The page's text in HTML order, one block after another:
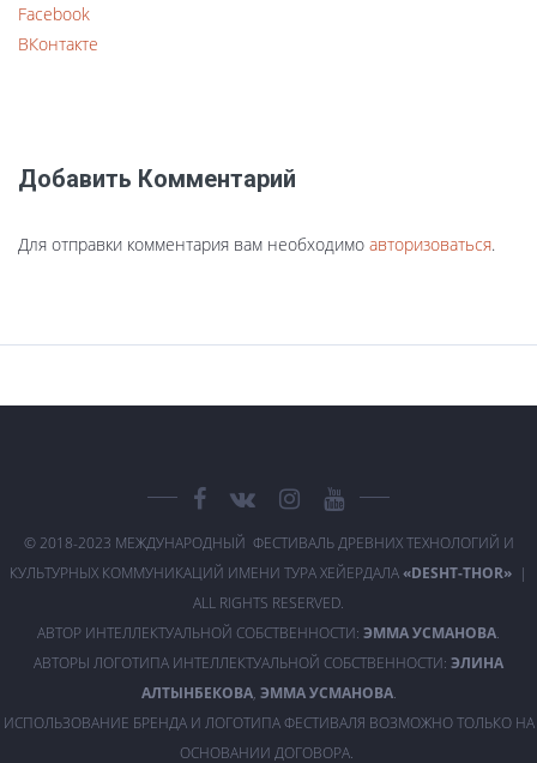
Facebook
ВКонтакте
Добавить Комментарий
Для отправки комментария вам необходимо авторизоваться.
© 2018-2023 МЕЖДУНАРОДНЫЙ ФЕСТИВАЛЬ ДРЕВНИХ ТЕХНОЛОГИЙ И
КУЛЬТУРНЫХ КОММУНИКАЦИЙ ИМЕНИ ТУРА ХЕЙЕРДАЛА«DESHT-THOR» |
ALL RIGHTS RESERVED.
АВТОР ИНТЕЛЛЕКТУАЛЬНОЙ СОБСТВЕННОСТИ: ЭММА УСМАНОВА.
АВТОРЫ ЛОГОТИПА ИНТЕЛЛЕКТУАЛЬНОЙ СОБСТВЕННОСТИ: ЭЛИНА
АЛТЫНБЕКОВА, ЭММА УСМАНОВА.
ИСПОЛЬЗОВАНИЕ БРЕНДА И ЛОГОТИПА ФЕСТИВАЛЯ ВОЗМОЖНО ТОЛЬКО НА
ОСНОВАНИИ ДОГОВОРА.